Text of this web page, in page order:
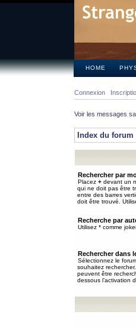
HOME
Connexion
Voir les messages
Index du forum
Rechercher par
Placez + devant un
qui ne doit pas être
entre des barres
doit être trouvé.
Recherche par
Utilisez * comme
Rechercher dans
Sélectionnez le
souhaitez
peuvent être
dessous l’activation